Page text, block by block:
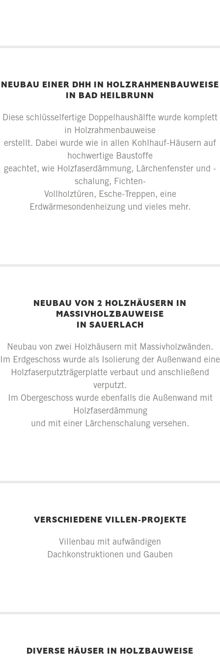
NEUBAU EINER DHH IN HOLZRAHMENBAUWEISE
IN BAD HEILBRUNN
Diese schlüsselfertige Doppelhaushälfte wurde komplett
in Holzrahmenbauweise
erstellt. Dabei wurde wie in allen Kohlhauf-Häusern auf
hochwertige Baustoffe
geachtet, wie Holzfaserdämmung, Lärchenfenster und -
schalung, Fichten-
Vollholztüren, Esche-Treppen, eine
Erdwärmesondenheizung und vieles mehr.
NEUBAU VON 2 HOLZHÄUSERN IN
MASSIVHOLZBAUWEISE
IN SAUERLACH
Neubau von zwei Holzhäusern mit Massivholzwänden.
Im Erdgeschoss wurde als Isolierung der Außenwand eine
Holzfaserputzträgerplatte verbaut und anschließend
verputzt.
Im Obergeschoss wurde ebenfalls die Außenwand mit
Holzfaserdämmung
und mit einer Lärchenschalung versehen.
VERSCHIEDENE VILLEN-PROJEKTE
Villenbau mit aufwändigen
Dachkonstruktionen und Gauben
DIVERSE HÄUSER IN HOLZBAUWEISE